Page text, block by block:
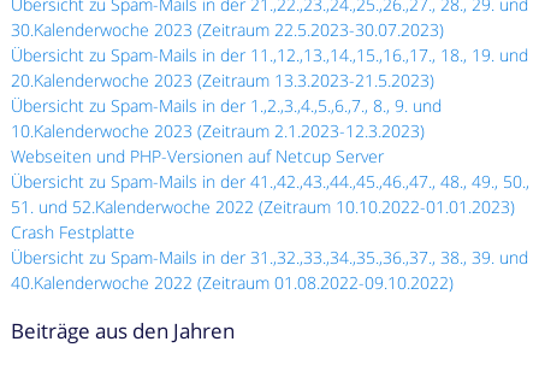
30.Kalenderwoche 2023 (Zeitraum 22.5.2023-30.07.2023)
Übersicht zu Spam-Mails in der 11.,12.,13.,14.,15.,16.,17., 18., 19. und
20.Kalenderwoche 2023 (Zeitraum 13.3.2023-21.5.2023)
Übersicht zu Spam-Mails in der 1.,2.,3.,4.,5.,6.,7., 8., 9. und
10.Kalenderwoche 2023 (Zeitraum 2.1.2023-12.3.2023)
Webseiten und PHP-Versionen auf Netcup Server
Übersicht zu Spam-Mails in der 41.,42.,43.,44.,45.,46.,47., 48., 49., 50.,
51. und 52.Kalenderwoche 2022 (Zeitraum 10.10.2022-01.01.2023)
Crash Festplatte
Übersicht zu Spam-Mails in der 31.,32.,33.,34.,35.,36.,37., 38., 39. und
40.Kalenderwoche 2022 (Zeitraum 01.08.2022-09.10.2022)
Beiträge aus den Jahren